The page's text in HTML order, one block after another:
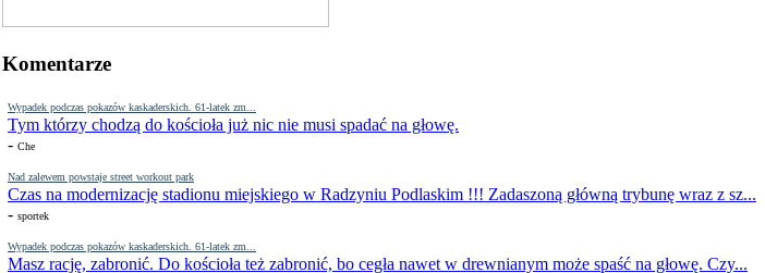
Komentarze
Wypadek podczas pokazów kaskaderskich. 61-latek zm...
Tym którzy chodzą do kościoła już nic nie musi spadać na głowę.
- Che
Nad zalewem powstaje street workout park
Czas na modernizację stadionu miejskiego w Radzyniu Podlaskim !!! Zadaszoną główną trybunę wraz z sz...
- sportek
Wypadek podczas pokazów kaskaderskich. 61-latek zm...
Masz rację, zabronić. Do kościoła też zabronić, bo cegła nawet w drewnianym może spaść na głowę. Czy...